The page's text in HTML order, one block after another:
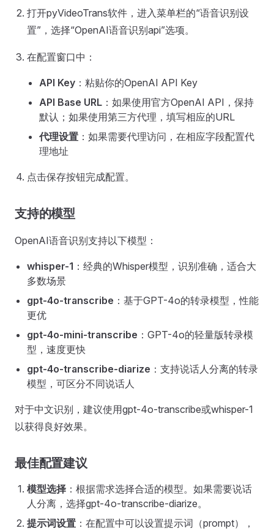
打开pyVideoTrans软件，进入菜单栏的“语音识别设
置”，选择“OpenAI语音识别api”选项。
在配置窗口中：
API Key ：粘贴你的OpenAI API Key
API Base URL ：如果使用官方OpenAI API，保持
默认；如果使用第三方代理，填写相应的URL
代理设置 ：如果需要代理访问，在相应字段配置代
理地址
点击保存按钮完成配置。
支持的模型
OpenAI语音识别支持以下模型：
whisper-1 ：经典的Whisper模型，识别准确，适合大
多数场景
gpt-4o-transcribe ：基于GPT-4o的转录模型，性能
更优
gpt-4o-mini-transcribe ：GPT-4o的轻量版转录模
型，速度更快
gpt-4o-transcribe-diarize ：支持说话人分离的转录
模型，可区分不同说话人
对于中文识别，建议使用gpt-4o-transcribe或whisper-1
以获得良好效果。
最佳配置建议
模型选择 ：根据需求选择合适的模型。如果需要说话
人分离，选择gpt-4o-transcribe-diarize。
提示词设置 ：在配置中可以设置提示词（prompt），